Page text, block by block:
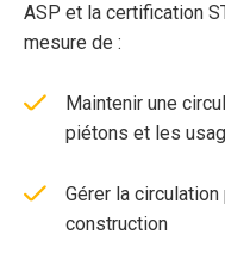
ASP et la certification
mesure de :
Maintenir une
piétons et les
Gérer la
construction